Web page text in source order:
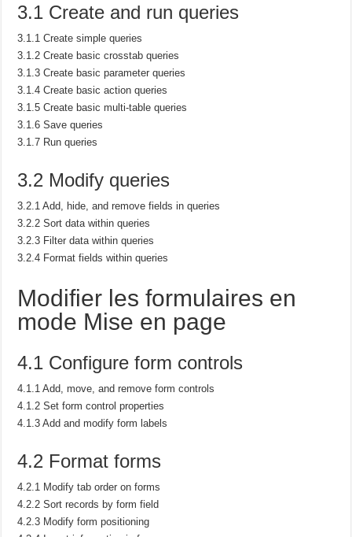
3.1 Create and run queries
3.1.1 Create simple queries
3.1.2 Create basic crosstab queries
3.1.3 Create basic parameter queries
3.1.4 Create basic action queries
3.1.5 Create basic multi-table queries
3.1.6 Save queries
3.1.7 Run queries
3.2 Modify queries
3.2.1 Add, hide, and remove fields in queries
3.2.2 Sort data within queries
3.2.3 Filter data within queries
3.2.4 Format fields within queries
Modifier les formulaires en
mode Mise en page
4.1 Configure form controls
4.1.1 Add, move, and remove form controls
4.1.2 Set form control properties
4.1.3 Add and modify form labels
4.2 Format forms
4.2.1 Modify tab order on forms
4.2.2 Sort records by form field
4.2.3 Modify form positioning